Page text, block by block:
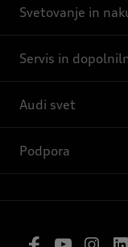
Svetovanje in
Servis in
Audi svet
Podpora